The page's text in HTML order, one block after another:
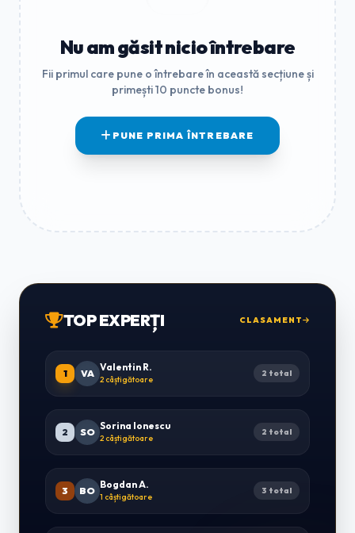
Nu am găsit nicio întrebare
Fii primul care pune o întrebare în această secțiune și
primești 10 puncte bonus!
PUNE PRIMA ÎNTREBARE
TOP EXPERȚI CLASAMENT
1 VA Valentin R.
2 câștigătoare
2 total
2 SO Sorina Ionescu
2 câștigătoare
2 total
3 BO Bogdan A.
1 câștigătoare
3 total